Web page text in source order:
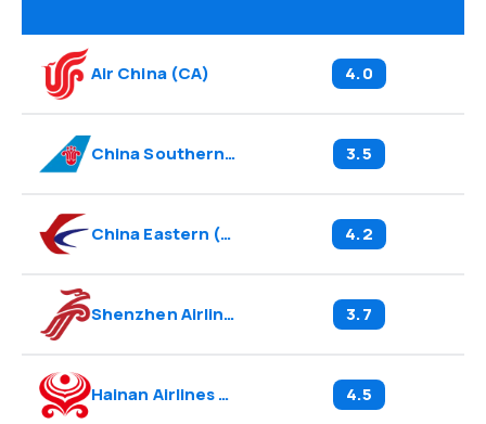
Air China(CA) 4.0
China Southern
( 3.5
China Eastern (MU 4.2
Shenzhen Airlines 3.7
Hainan Airlines HU 4.5